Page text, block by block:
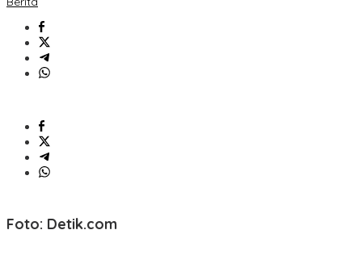
Foto: Detik.com